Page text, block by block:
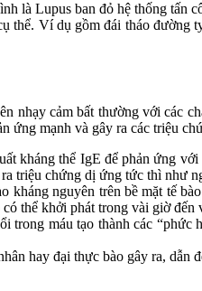
là Lupus ban đỏ hệ thống tấn
thể. Ví dụ gồm đái tháo đường
nhạy cảm bất thường với các
ứng mạnh và gây ra các triệu
kháng thể IgE để phản ứng
triệu chứng dị ứng tức thì như
nguyên trên bề mặt tế
thể khởi phát trong vài giờ
máu tạo thành các
hay đại thực bào gây ra,